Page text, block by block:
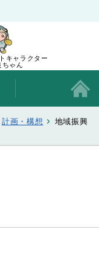
キャラクター
ちゃん
計画・構想 地域振興